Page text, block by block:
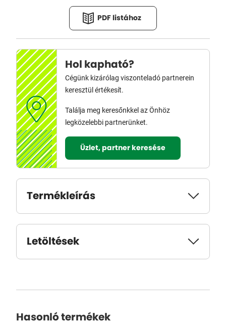
PDF listához
Hol kapható?
Cégünk kizárólag viszonteladó partnerein
keresztül értékesít.
Találja meg keresőnkkel az Önhöz
legközelebbi partnerünket.
Üzlet, partner keresése
Termékleírás
Letöltések
Hasonló termékek